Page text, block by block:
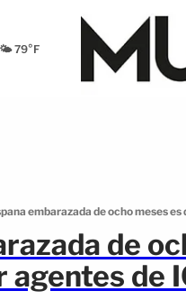
🌤️ 79°F
embarazada de ocho meses
de
agentes de